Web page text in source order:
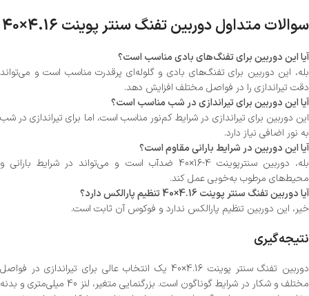
سوالات متداول دوربین تفنگ سنتر پوینت 4.16×40
آیا این دوربین برای تفنگ‌های بادی مناسب است؟
بله، این دوربین برای تفنگ‌های بادی و گلوله‌ای پرقدرت مناسب است و می‌تواند
دقت تیراندازی را در فواصل مختلف افزایش دهد.
آیا این دوربین برای تیراندازی در شب مناسب است؟
این دوربین برای تیراندازی در شرایط کم‌نور مناسب است، اما برای تیراندازی در شب
به نور اضافی نیاز دارد.
آیا این دوربین در شرایط بارانی مقاوم است؟
بله، دوربین سنترپوینت 4-16×40 ضدآب است و می‌تواند در شرایط بارانی و
محیط‌های مرطوب به‌خوبی عمل کند.
آیا دوربین تفنگ سنتر پوینت 4.16×40 تنظیم پارالکس دارد؟
خیر، این دوربین تنظیم پارالکس ندارد و فوکوس آن ثابت است.
نتیجه‌گیری
دوربین تفنگ سنتر پوینت 4.16×40 یک انتخاب عالی برای تیراندازی در فواصل
مختلف و شکار در شرایط گوناگون است. بزرگنمایی متغیر، لنز 40 میلی‌متری و بدنه